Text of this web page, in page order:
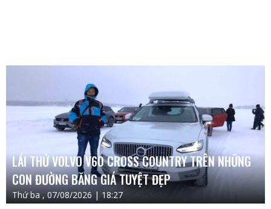
LÁI THỬ VOLVO V60 CROSS COUNTRY TRÊN NHỮNG
CON ĐƯỜNG BĂNG GIÁ TUYỆT ĐẸP
Thứ ba , 07/08/2026 | 18:27